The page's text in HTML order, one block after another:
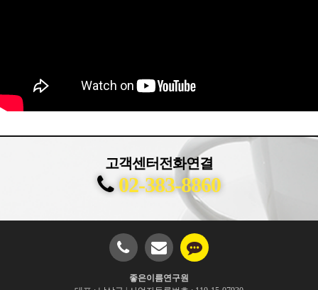
고객센터전화연결
02-383-8860
좋은이름연구원